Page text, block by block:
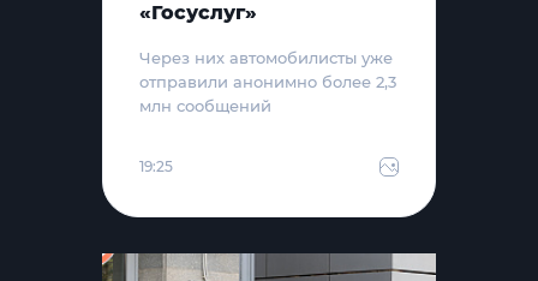
«Госуслуг»
Через них автомобилисты уже
отправили анонимно более 2,3
млн сообщений
19:25